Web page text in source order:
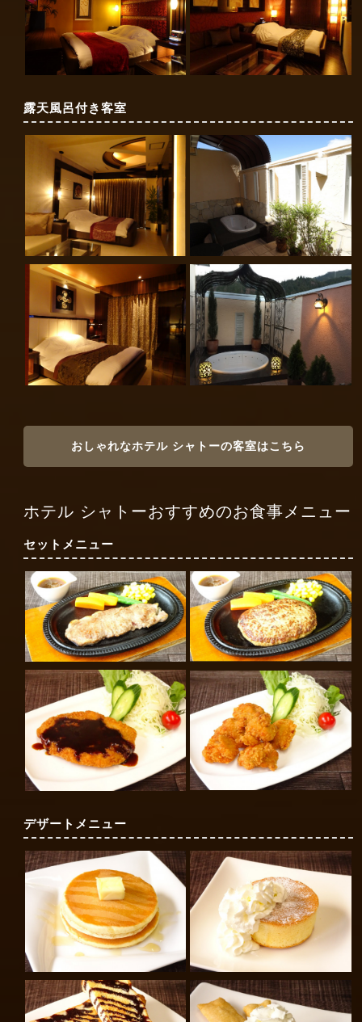
露天風呂付き客室
おしゃれなホテル シャトーの客室はこちら
ホテル シャトーおすすめのお食事メニュー
セットメニュー
デザートメニュー